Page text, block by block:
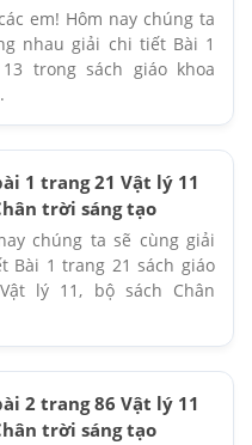
em! Hôm nay chúng ta
nhau giải chi tiết Bài 1
trong sách giáo khoa
1 trang 21 Vật lý 11
trời sáng tạo
chúng ta sẽ cùng giải
Bài 1 trang 21 sách giáo
lý 11, bộ sách Chân
2 trang 86 Vật lý 11
trời sáng tạo